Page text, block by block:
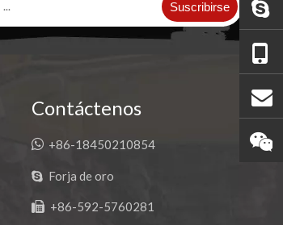
Suscribirse
Contáctenos
 +86-18450210854
 Forja de oro
 +86-592-5760281